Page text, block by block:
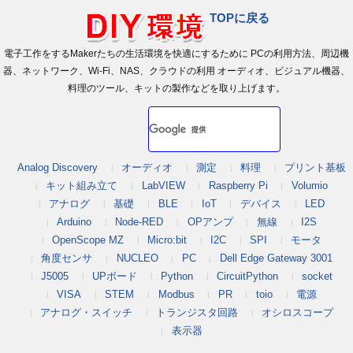
TOPに戻る
電子工作をするMakerたちの生活環境を快適にするために PCの利用方法、周辺機
器、ネットワーク、Wi-Fi、NAS、クラウドの利用 オーディオ、ビジュアル機器、
料理のツール、キットの製作などを取り上げます。
Analog Discovery オーディオ 測定 料理
プリント基板
キット組み立て
LabVIEW Raspberry Pi
Volumio
アナログ
基礎 BLE IoT デバイス
LED
Arduino
Node-RED OPアンプ 無線
I2S
OpenScope MZ
Micro:bit I2C SPI
モータ
角度センサ
NUCLEO PC
Dell Edge Gateway 3001
J5005
UPボード Python CircuitPython
socket
VISA
STEM Modbus PR toio
電源
アナログ・スイッチ
トランジスタ回路
オシロスコープ
表示器